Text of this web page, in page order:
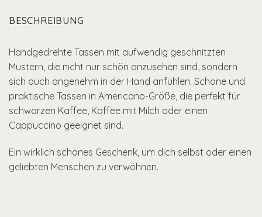
BESCHREIBUNG
Handgedrehte Tassen mit aufwendig geschnitzten
Mustern, die nicht nur schön anzusehen sind, sondern
sich auch angenehm in der Hand anfühlen. Schöne und
praktische Tassen in Americano-Größe, die perfekt für
schwarzen Kaffee, Kaffee mit Milch oder einen
Cappuccino geeignet sind.
Ein wirklich schönes Geschenk, um dich selbst oder einen
geliebten Menschen zu verwöhnen.